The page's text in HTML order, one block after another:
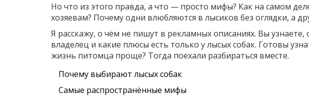
Но что из этого правда, а что — просто мифы? Как на самом
хозяевам? Почему одни влюбляются в лысиков без оглядки, а
Я расскажу, о чём не пишут в рекламных описаниях. Вы
владелец и какие плюсы есть только у лысых собак. Готовы
жизнь питомца проще? Тогда поехали разбираться вместе.
Почему выбирают лысых собак
Самые распространённые мифы